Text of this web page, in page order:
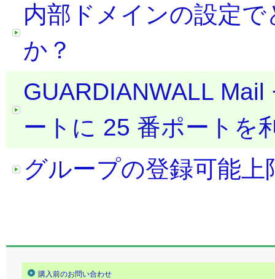
内部ドメインの設定
か？
GUARDIANWALL
ートに 25 番ポートを
グループの登録可能
購入前のお問い合わせ